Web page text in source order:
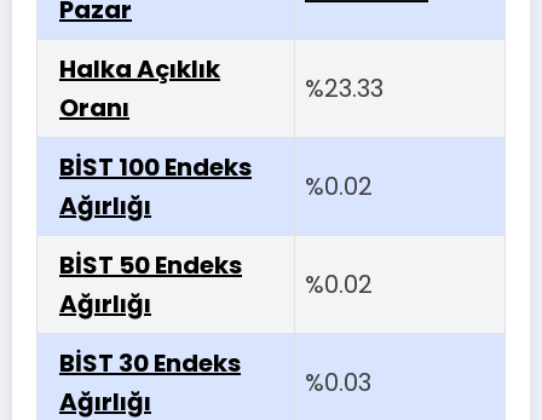
Pazar
Halka Açıklık
Oranı
%23.33
BİST 100 Endeks
Ağırlığı
%0.02
BİST 50 Endeks
Ağırlığı
%0.02
BİST 30 Endeks
Ağırlığı
%0.03